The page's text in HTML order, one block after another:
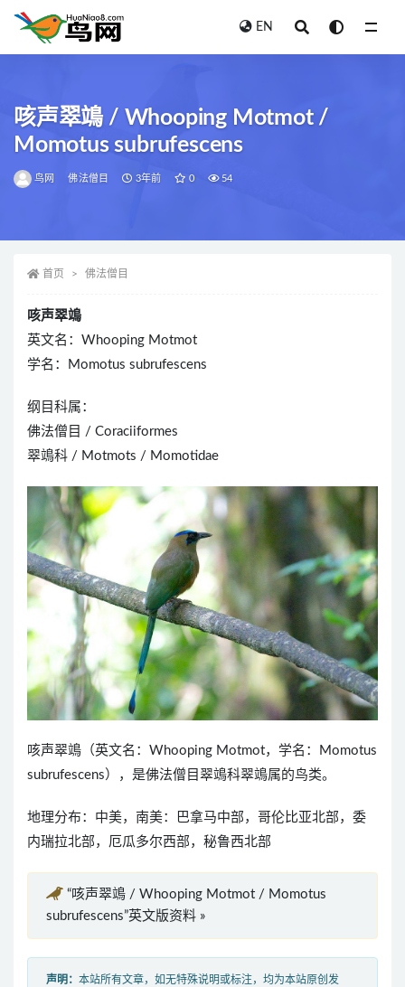
EN
咳声翠鴗 / Whooping Motmot /
Momotus subrufescens
鸟网 佛法僧目 3年前 0 54
首页 佛法僧目
咳声翠鴗
英文名：Whooping Motmot
学名：Momotus subrufescens
纲目科属：
佛法僧目 / Coraciiformes
翠鴗科 / Motmots / Momotidae
咳声翠鴗（英文名：Whooping Motmot，学名：Momotus
subrufescens），是佛法僧目翠鴗科翠鴗属的鸟类。
地理分布：中美，南美：巴拿马中部，哥伦比亚北部，委
内瑞拉北部，厄瓜多尔西部，秘鲁西北部
“咳声翠鴗 / Whooping Motmot / Momotus
subrufescens”英文版资料 »
声明： 本站所有文章，如无特殊说明或标注，均为本站原创发